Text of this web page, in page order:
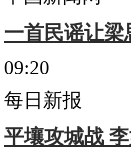
一首民谣让
09:20
每日新报
平壤攻城战